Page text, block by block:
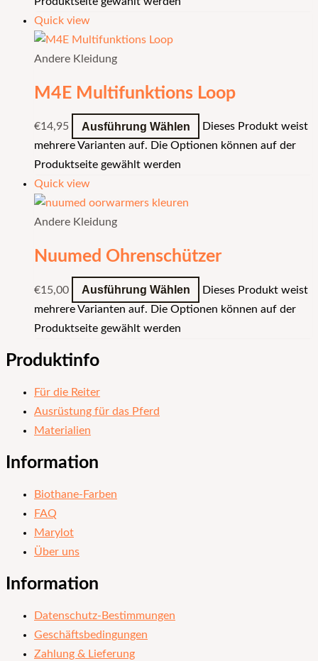
Quick view
Andere Kleidung
M4E Multifunktions Loop
€14,95 Ausführung Wählen
Dieses Produkt weist
mehrere Varianten auf. Die Optionen können auf der
Produktseite gewählt werden
Quick view
Andere Kleidung
Nuumed Ohrenschützer
€15,00 Ausführung Wählen
Dieses Produkt weist
mehrere Varianten auf. Die Optionen können auf der
Produktseite gewählt werden
Produktinfo
Für die Reiter
Ausrüstung für das Pferd
Materialien
Information
Biothane-Farben
FAQ
Marylot
Über uns
Information
Datenschutz-Bestimmungen
Geschäftsbedingungen
Zahlung & Lieferung